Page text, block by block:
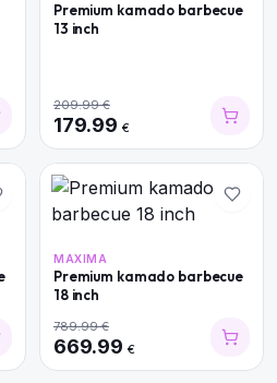
Premium kamado barbecue
13 inch
209.99€
179.99 €
MAXIMA
Premium kamado barbecue
18 inch
789.99€
669.99 €